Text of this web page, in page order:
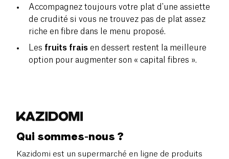
Accompagnez toujours votre plat d'une assiette
de crudité si vous ne trouvez pas de plat assez
riche en fibre dans le menu proposé.
Les fruits frais en dessert restent la meilleure
option pour augmenter son « capital fibres ».
Qui sommes-nous ?
Kazidomi est un supermarché en ligne de produits